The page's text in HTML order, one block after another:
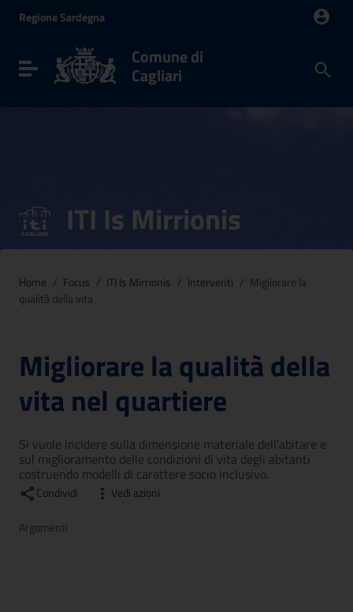
Vai al menu di navigazione
RegioneSardegna
Toggle navigation Comune di
Cagliari
ITI Is Mirrionis
Home / Focus / ITI Is Mirrionis / Interventi / Migliorare la
qualità della vita
Migliorare la qualità della
vita nel quartiere
Si vuole incidere sulla dimensione materiale dell'abitare e
sul miglioramento delle condizioni di vita degli abitanti
costruendo modelli di carattere socio inclusivo.
Condividi Vedi azioni
Argomenti